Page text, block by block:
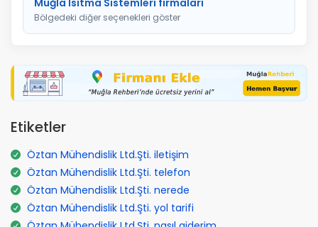
Muğla Isıtma Sistemleri firmaları
Bölgedeki diğer seçenekleri göster
Etiketler
Öztan Mühendislik Ltd.Şti. iletişim
Öztan Mühendislik Ltd.Şti. telefon
Öztan Mühendislik Ltd.Şti. nerede
Öztan Mühendislik Ltd.Şti. yol tarifi